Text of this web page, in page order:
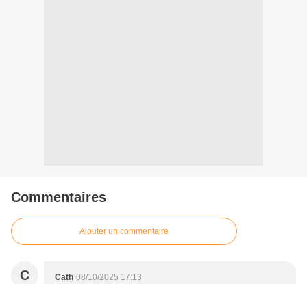
Commentaires
Ajouter un commentaire
C Cath 08/10/2025 17:13